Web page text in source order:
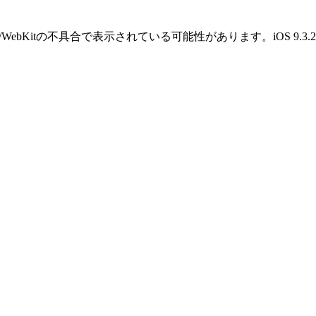
の不具合で表示されている可能性があります。iOS